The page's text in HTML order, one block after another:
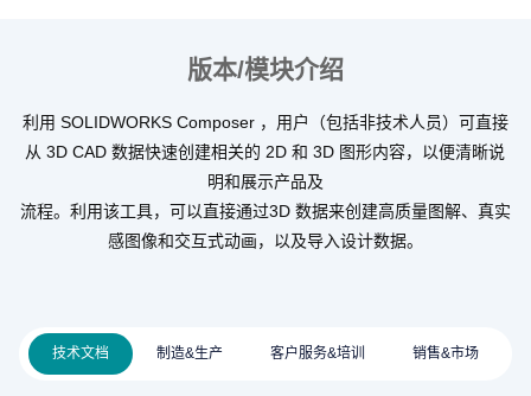
版本/模块介绍
利用 SOLIDWORKS Composer ，用户（包括非技术人员）可直接
从 3D CAD 数据快速创建相关的 2D 和 3D 图形内容，以便清晰说
明和展示产品及
流程。利用该工具，可以直接通过3D 数据来创建高质量图解、真实
感图像和交互式动画，以及导入设计数据。
技术文档 制造&生产 客户服务&培训 销售&市场